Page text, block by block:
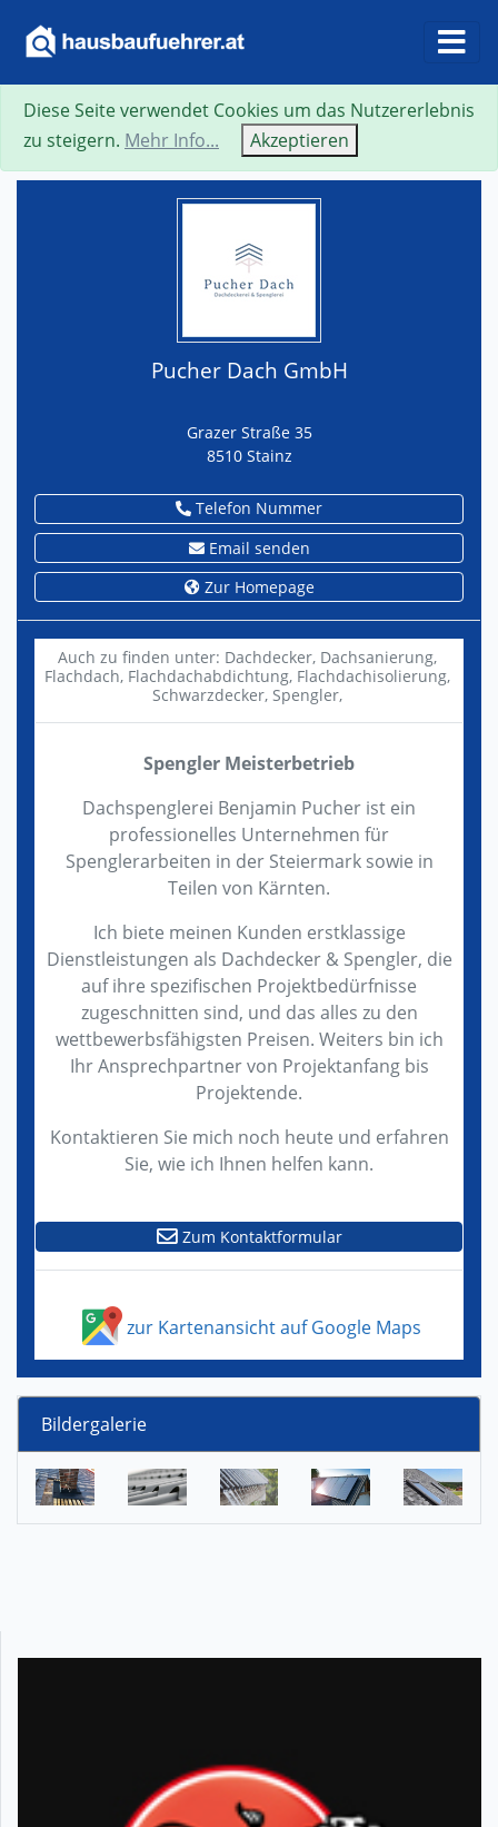
Suche Neue Suche Zurück
Pucher Dach GmbH
Grazer Straße 35
8510 Stainz
Telefon Nummer
Email senden
Zur Homepage
Auch zu finden unter: Dachdecker, Dachsanierung,
Flachdach, Flachdachabdichtung, Flachdachisolierung,
Schwarzdecker, Spengler,
Spengler Meisterbetrieb
Dachspenglerei Benjamin Pucher ist ein
professionelles Unternehmen für
Spenglerarbeiten in der Steiermark sowie in
Teilen von Kärnten.
Ich biete meinen Kunden erstklassige
Dienstleistungen als Dachdecker & Spengler, die
auf ihre spezifischen Projektbedürfnisse
zugeschnitten sind, und das alles zu den
wettbewerbsfähigsten Preisen. Weiters bin ich
Ihr Ansprechpartner von Projektanfang bis
Projektende.
Kontaktieren Sie mich noch heute und erfahren
Sie, wie ich Ihnen helfen kann.
Zum Kontaktformular
zur Kartenansicht auf Google Maps
Bildergalerie
Diese Seite verwendet Cookies um das Nutzererlebnis
zu steigern. Mehr Info... Akzeptieren